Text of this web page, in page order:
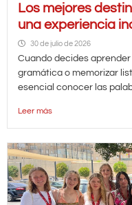
Los mejores
una experiencia
30 de julio de 2026
Cuando decides
gramática o memorizar
esencial conocer las
Leer más